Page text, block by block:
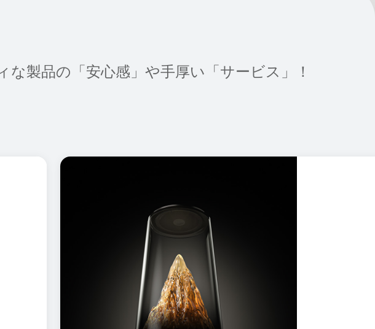
製品の「安心感」や手厚い「サービス」！